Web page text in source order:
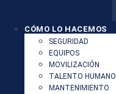
CÓMO LO HACEMOS
SEGURIDAD
EQUIPOS
MOVILIZACIÓN
TALENTO HUMANO
MANTENIMIENTO